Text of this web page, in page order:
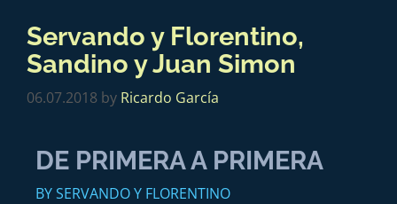
Servando y Florentino,
Sandino y Juan Simon
06.07.2018 by Ricardo García
DE PRIMERA A PRIMERA
BY SERVANDO Y FLORENTINO